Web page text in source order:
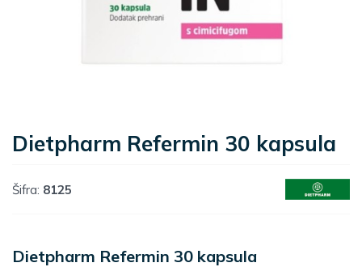
Dietpharm Refermin 30 kapsula
Šifra: 8125
Dietpharm Refermin 30 kapsula